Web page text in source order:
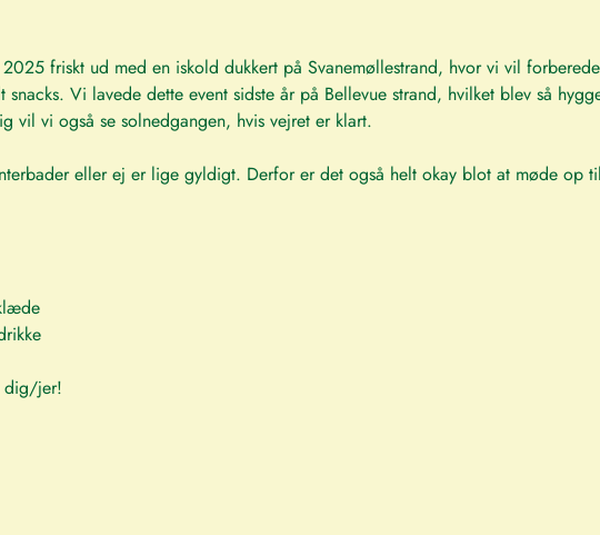
friskt ud med en iskold dukkert på Svanemøllestrand, hvor vi vil
Vi lavede dette event sidste år på Bellevue strand, hvilket blev så
vil vi også se solnedgangen, hvis vejret er klart.
eller ej er lige gyldigt. Derfor er det også helt okay blot at møde op
dig/jer!